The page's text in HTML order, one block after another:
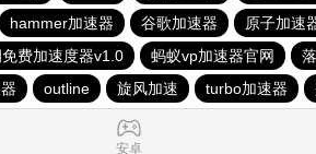
hammer加速器 谷歌加速器 原子加速
费加速度器v1.0 蚂蚁vp加速器官网
outline 旋风加速 turbo加速器
安卓